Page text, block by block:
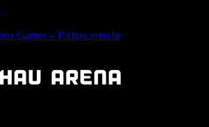
Gamer – Pichau.com.br